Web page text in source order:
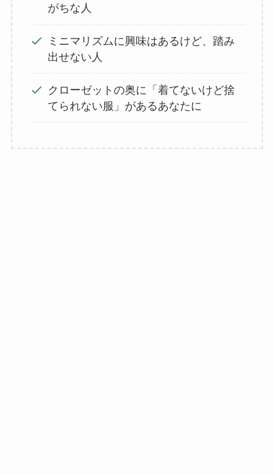
がちな人
ミニマリズムに興味はあるけど、踏み
出せない人
クローゼットの奥に「着てないけど捨
てられない服」があるあなたに